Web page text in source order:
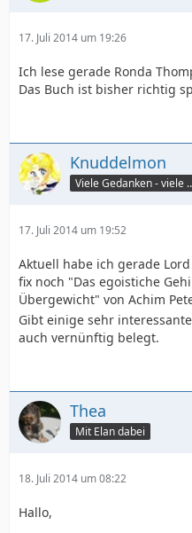
17. Juli 2014 um 19:26
Ich lese gerade Ronda
Das Buch ist bisher richtig
Knuddelmon
Viele
17. Juli 2014 um 19:52
Aktuell habe ich gerade
fix noch "Das egoistiche
Übergewicht" von Achim
Gibt einige sehr
auch vernünftig belegt.
Thea
Mit Elan dabei
18. Juli 2014 um 08:22
Hallo,